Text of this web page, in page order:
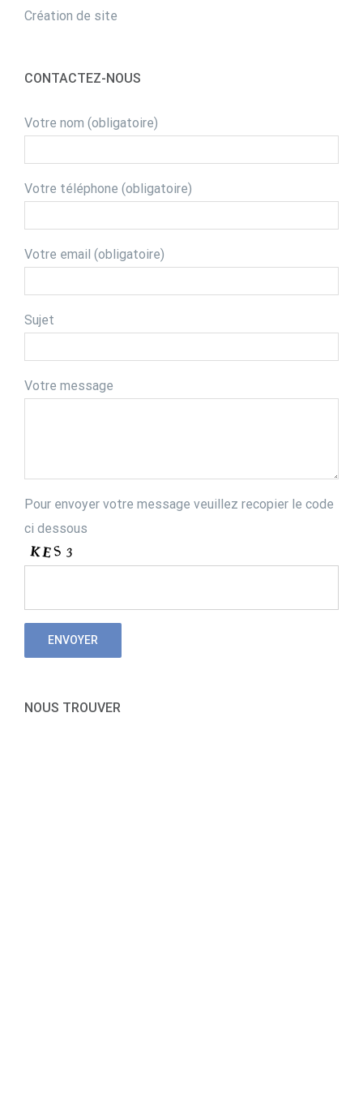
Création de site
CONTACTEZ-NOUS
Votre nom (obligatoire)
Votre téléphone (obligatoire)
Votre email (obligatoire)
Sujet
Votre message
Pour envoyer votre message veuillez recopier le code
ci dessous
NOUS TROUVER